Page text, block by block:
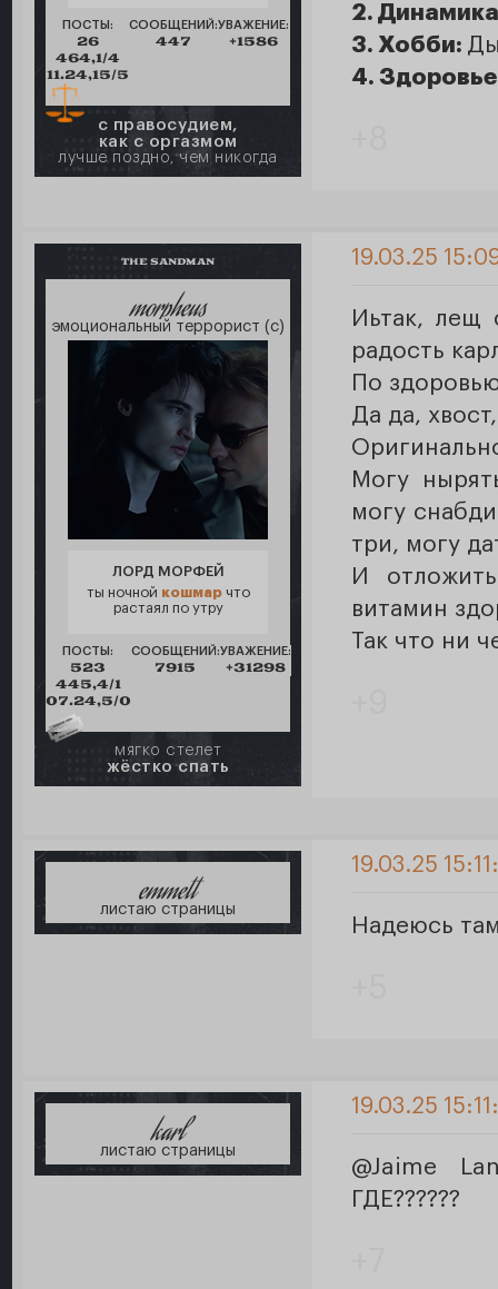
ПОСТЫ:
26
464,1/4
11.24,15/5
СООБЩЕНИЙ:
447
УВАЖЕНИЕ:
+1586
с правосудием,
как с оргазмом
лучше поздно, чем никогда
2.
3. Хобби:
4.
THE SANDMAN
morpheus
эмоциональный террорист (с)
ЛОРД МОРФЕЙ
ты ночной кошмарчто
растаял по утру
ПОСТЫ:
523
445,4/1
07.24,5/0
СООБЩЕНИЙ:
7915
УВАЖЕНИЕ:
+31298
мягко стелет
жёстко спать
19.03.25
Иьтак, лещ
радость
По
Да да,
Могу
могу
три, могу
И
витамин
Так что ни
emmett
листаю страницы
19.03.25
Надеюсь
karl
листаю страницы
19.03.25
@Jaime
ГДЕ??????